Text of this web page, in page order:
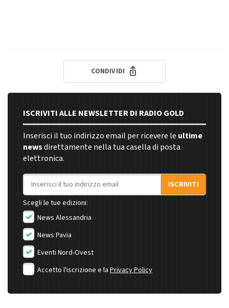
CONDIVIDI
ISCRIVITI ALLE NEWSLETTER DI RADIO GOLD
Inserisci il tuo indirizzo email per ricevere le ultime
newsdirettamente nella tua casella di posta
elettronica.
Indirizzo email
ISCRIVITI
Scegli le tue edizioni:
News Alessandria
News Pavia
Eventi Nord-Ovest
Accetto l'iscrizione e la Privacy Policy